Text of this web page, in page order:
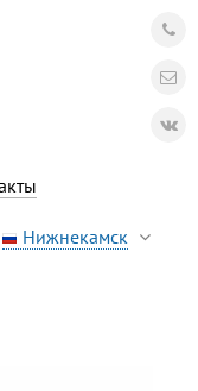
Нижнекамск